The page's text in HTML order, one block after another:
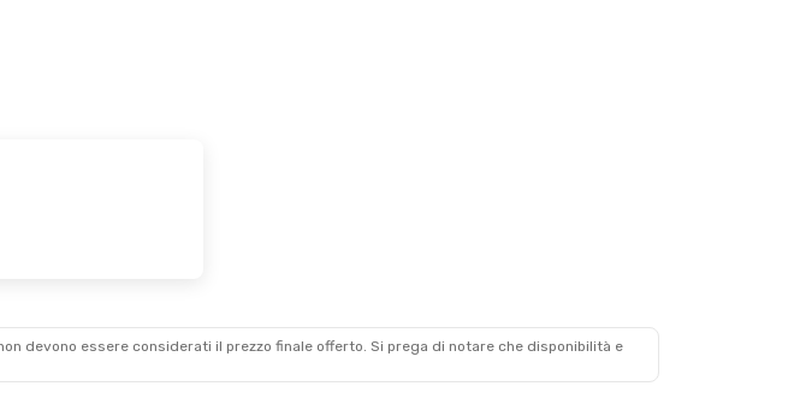
devono essere considerati il ​​prezzo finale offerto. Si prega di notare che disponibilità e